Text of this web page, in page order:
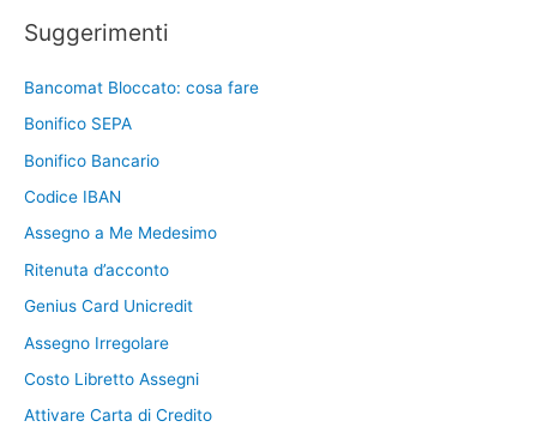
Suggerimenti
Bancomat Bloccato: cosa fare
Bonifico SEPA
Bonifico Bancario
Codice IBAN
Assegno a Me Medesimo
Ritenuta d’acconto
Genius Card Unicredit
Assegno Irregolare
Costo Libretto Assegni
Attivare Carta di Credito